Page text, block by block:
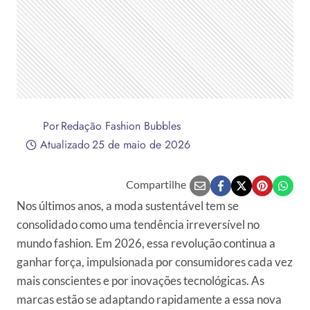
PorRedação Fashion Bubbles
Atualizado25 de maio de 2026
Compartilhe
Nos últimos anos, a moda sustentável tem se
consolidado como uma tendência irreversível no
mundo fashion. Em 2026, essa revolução continua a
ganhar força, impulsionada por consumidores cada vez
mais conscientes e por inovações tecnológicas. As
marcas estão se adaptando rapidamente a essa nova